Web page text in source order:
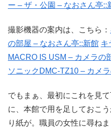
ー – ザ・公園 – なおさん亭::
撮影機器の案内は、こちら：
の部屋 – なおさん亭::新館 キ
MACRO IS USM – カメラの
ソニックDMC-TZ10 – カメ
でもまぁ、最初にこれを見
に、本館で用を足しておこ
り紙が。職員の女性に尋ね